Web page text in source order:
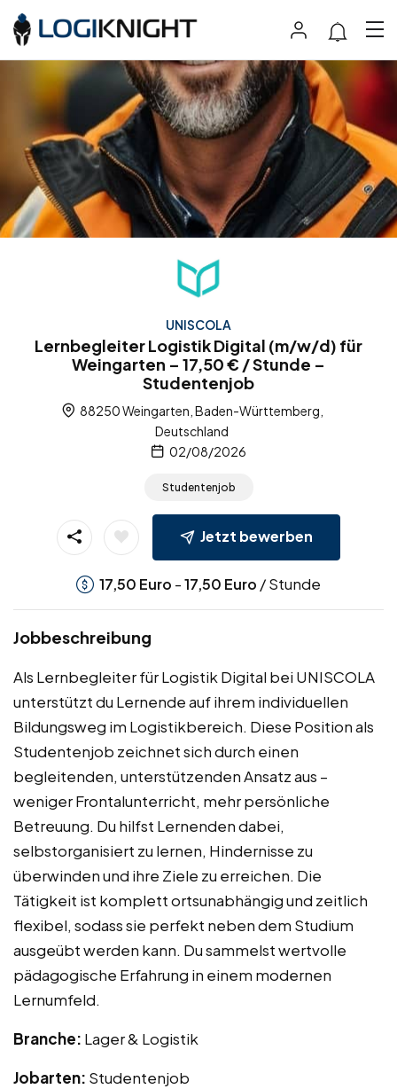
UNISCOLA
Lernbegleiter Logistik Digital (m/w/d) für
Weingarten – 17,50 € / Stunde –
Studentenjob
88250 Weingarten, Baden-Württemberg,
Deutschland
02/08/2026
Studentenjob
Jetzt bewerben
17,50 Euro -17,50 Euro / Stunde
Jobbeschreibung
Als Lernbegleiter für Logistik Digital bei UNISCOLA
unterstützt du Lernende auf ihrem individuellen
Bildungsweg im Logistikbereich. Diese Position als
Studentenjob zeichnet sich durch einen
begleitenden, unterstützenden Ansatz aus –
weniger Frontalunterricht, mehr persönliche
Betreuung. Du hilfst Lernenden dabei,
selbstorganisiert zu lernen, Hindernisse zu
überwinden und ihre Ziele zu erreichen. Die
Tätigkeit ist komplett ortsunabhängig und zeitlich
flexibel, sodass sie perfekt neben dem Studium
ausgeübt werden kann. Du sammelst wertvolle
pädagogische Erfahrung in einem modernen
Lernumfeld.
Branche: Lager & Logistik
Jobarten: Studentenjob